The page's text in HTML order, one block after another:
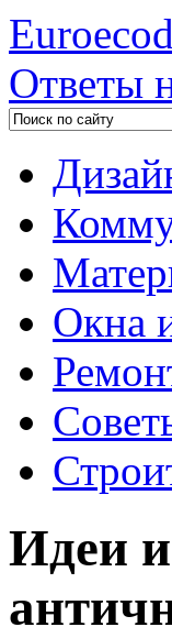
Ответы
Окна
Идеи